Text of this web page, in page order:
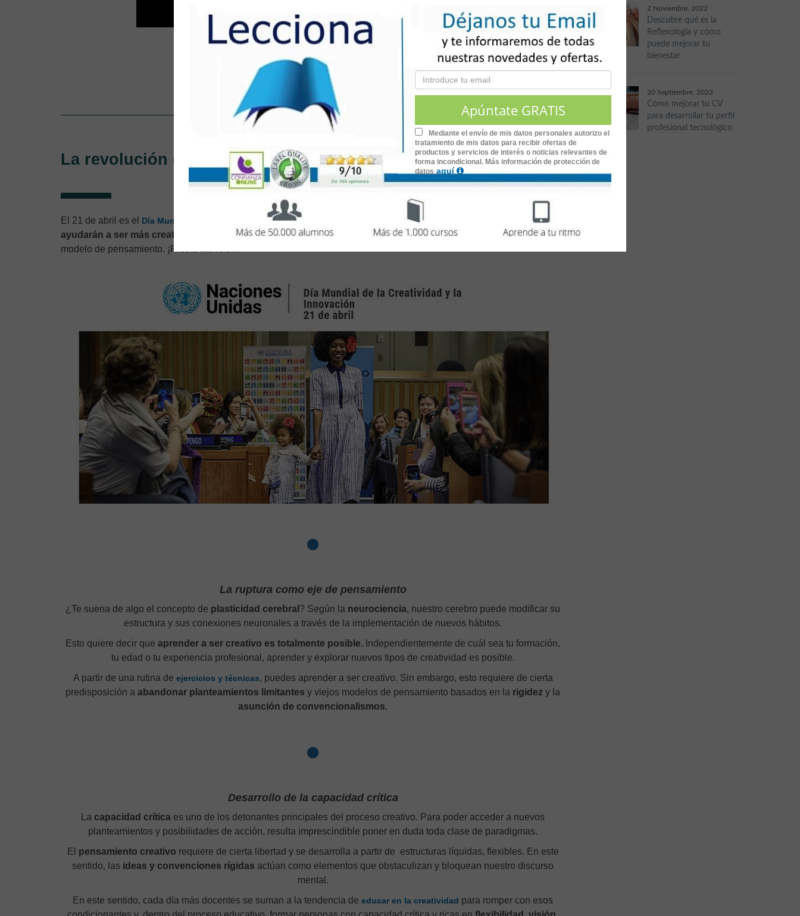
La revolución de la creatividad digital ya está aquí
El 21 de abril es el Día Mundial de la Creatividad y la Innovación y lo aprovechamos reuniendo algunos
consejos que te
ayudarán a ser más creativo e innovador.Estas prácticas permitirán reorientar tus procesos mentales hacia un nuevo
modelo de pensamiento. ¡Presta atención!
La ruptura como eje de pensamiento
¿Te suena de algo el concepto de plasticidad cerebral ? Según la neurociencia, nuestro cerebro puede modificar su
estructura y sus conexiones neuronales a través de la implementación de nuevos hábitos.
Esto quiere decir que aprender a ser creativo es totalmente posible. Independientemente de cuál sea tu formación,
tu edad o tu experiencia profesional, aprender y explorar nuevos tipos de creatividad es posible.
A partir de una rutina de ejercicios y técnicas, puedes aprender a ser creativo. Sin embargo, esto requiere de cierta
predisposición aabandonar planteamientos limitantesy viejos modelos de pensamiento basados en la rigidez y la
asunción de convencionalismos.
Desarrollo de la capacidad crítica
Lacapacidad crítica es uno de los detonantes principales del proceso creativo. Para poder acceder a nuevos
planteamientos y posibilidades de acción, resulta imprescindible poner en duda toda clase de paradigmas.
El pensamiento creativo requiere de cierta libertad y se desarrolla a partir de estructuras líquidas, flexibles. En este
sentido, las ideas y convenciones rígidas actúan como elementos que obstaculizan y bloquean nuestro discurso
mental.
En este sentido, cada día más docentes se suman a la tendencia deeducar en la creatividad para romper con esos
2 Noviembre, 2022
Descubre qué es la
Reflexología y cómo
puede mejorar tu
bienestar
20 Septiembre, 2022
Cómo mejorar tu CV
para desarrollar tu perfil
profesional tecnológico
Mediante el envío de mis datos personales autorizo el
tratamiento de mis datos para recibir ofertas de
productos y servicios de interés o noticias relevantes de
forma incondicional. Más información de protección de
datos aquí